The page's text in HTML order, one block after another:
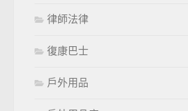
律師法律
復康巴士
戶外用品